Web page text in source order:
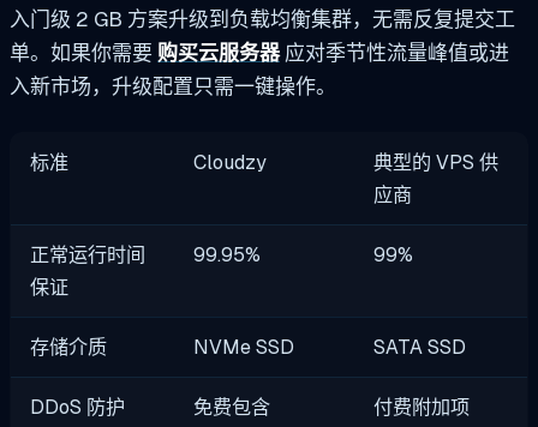
入门级 2 GB 方案升级到负载均衡集群，无需反复提交工
单。如果你需要 购买云服务器应对季节性流量峰值或进
入新市场，升级配置只需一键操作。
标准 Cloudzy
典型的 VPS 供
应商
正常运行时间
保证
99.95% 99%
存储介质 NVMe SSD SATA SSD
DDoS 防护 免费包含 付费附加项